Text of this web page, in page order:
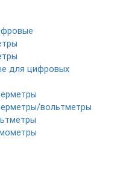
для цифровых
вольтметры